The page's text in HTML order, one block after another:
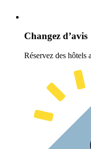
Changez d’avis
Réservez des hôtels